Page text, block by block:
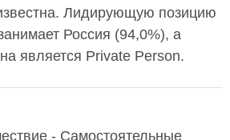
Лидирующую позицию
Россия (94,0%), а
является Private Person.
- Самостоятельные